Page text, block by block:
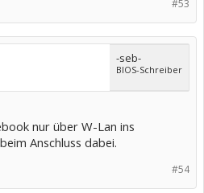
#53
-seb-
BIOS-Schreiber
nur über W-Lan ins
Anschluss dabei.
#54